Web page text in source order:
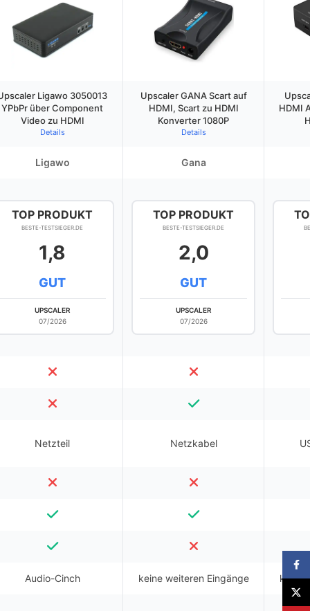
Ligawo 3050013
YPbPr über Component
Video zu HDMI
Details
Upscaler GANA Scart auf
HDMI, Scart zu HDMI
Konverter 1080P
Details
HDMI
Ligawo Gana
TOP PRODUKT
BESTE-TESTSIEGER.DE
1,8
GUT
UPSCALER
07/2026
TOP PRODUKT
BESTE-TESTSIEGER.DE
2,0
GUT
UPSCALER
07/2026
Netzteil Netzkabel
Audio-Cinch keine weiteren Eingänge keine